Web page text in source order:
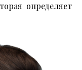
определяет